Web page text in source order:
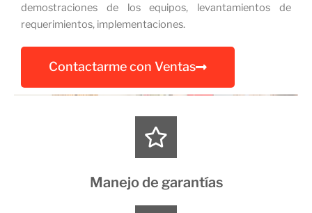
demostraciones de los equipos, levantamientos de
requerimientos, implementaciones.
Contactarme con Ventas
Manejo de garantías